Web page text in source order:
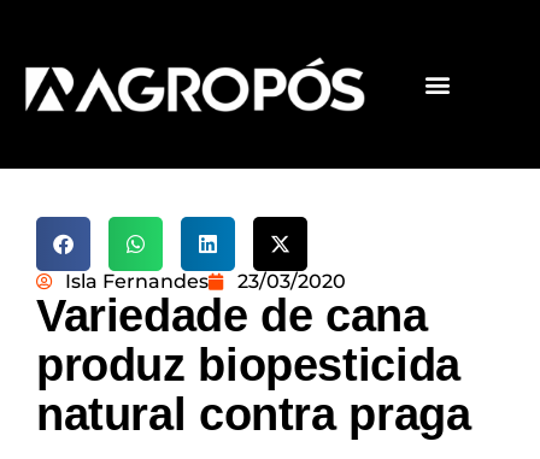
Isla Fernandes 23/03/2020
Variedade de cana
produz biopesticida
natural contra praga